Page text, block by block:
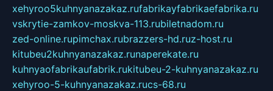
xehyroo5kuhnyanazakaz.rufabrikayfabrikaefabrika.ru
vskrytie-zamkov-moskva-113.rubiletnadom.ru
zed-online.rupimchax.rubrazzers-hd.ruz-host.ru
kitubeu2kuhnyanazakaz.runaperekate.ru
kuhnyaofabrikaufabrik.rukitubeu-2-kuhnyanazakaz.ru
xehyroo-5-kuhnyanazakaz.rucs-68.ru